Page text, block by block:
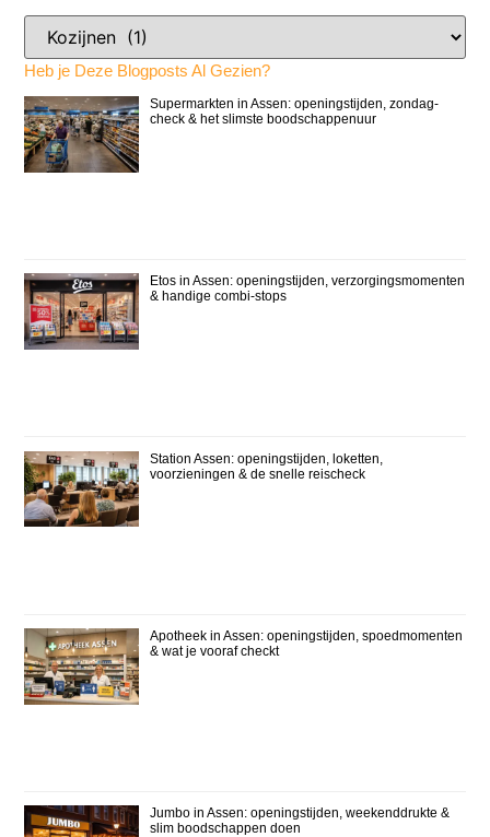
Heb je Deze Blogposts Al Gezien?
Supermarkten in Assen: openingstijden, zondag-
check & het slimste boodschappenuur
Etos in Assen: openingstijden, verzorgingsmomenten
& handige combi-stops
Station Assen: openingstijden, loketten,
voorzieningen & de snelle reischeck
Apotheek in Assen: openingstijden, spoedmomenten
& wat je vooraf checkt
Jumbo in Assen: openingstijden, weekenddrukte &
slim boodschappen doen